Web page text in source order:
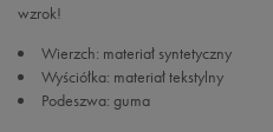
wzrok!
Wierzch: materiał syntetyczny
Wyściółka: materiał tekstylny
Podeszwa: guma